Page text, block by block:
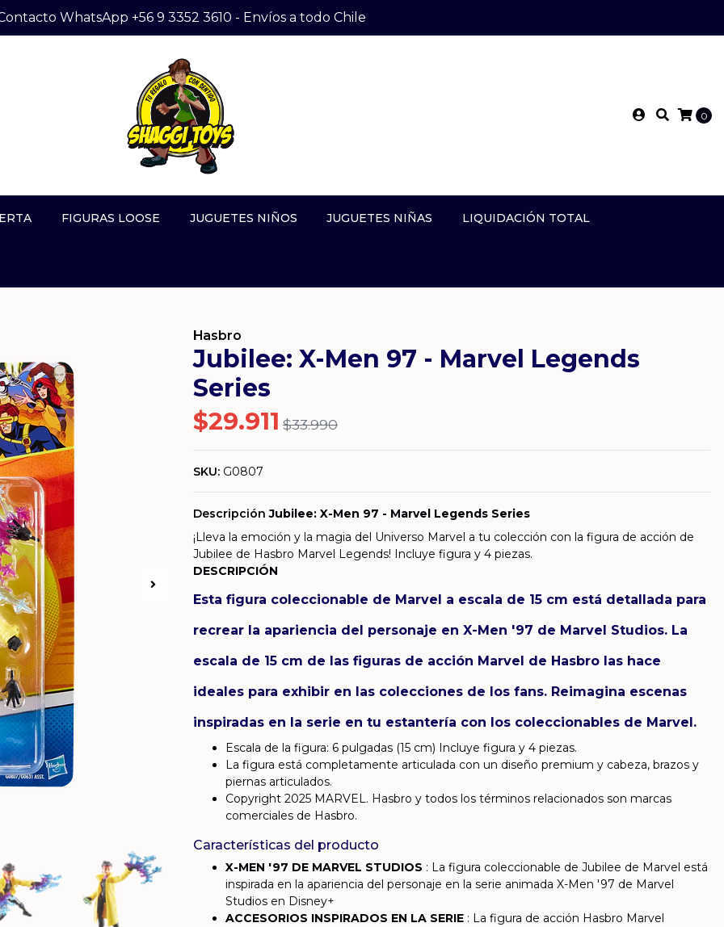
WhatsApp +56 9 3352 3610 - Envíos a todo Chile
0
FIGURAS LOOSE JUGUETES NIÑOS JUGUETES NIÑAS LIQUIDACIÓN TOTAL
Hasbro
Jubilee: X-Men 97 - Marvel Legends
Series
$29.911 $33.990
SKU: G0807
Descripción Jubilee: X-Men 97 - Marvel Legends Series
¡Lleva la emoción y la magia del Universo Marvel a tu colección con la figura de acción de
Jubilee de Hasbro Marvel Legends! Incluye figura y 4 piezas.
DESCRIPCIÓN
Esta figura coleccionable de Marvel a escala de 15 cm está detallada para
recrear la apariencia del personaje en X-Men '97 de Marvel Studios. La
escala de 15 cm de las figuras de acción Marvel de Hasbro las hace
ideales para exhibir en las colecciones de los fans. Reimagina escenas
inspiradas en la serie en tu estantería con los coleccionables de Marvel.
Escala de la figura: 6 pulgadas (15 cm) Incluye figura y 4 piezas.
La figura está completamente articulada con un diseño premium y cabeza, brazos y
piernas articulados.
Copyright 2025 MARVEL. Hasbro y todos los términos relacionados son marcas
comerciales de Hasbro.
Características del producto
X-MEN '97 DE MARVEL STUDIOS : La figura coleccionable de Jubilee de Marvel está
inspirada en la apariencia del personaje en la serie animada X-Men '97 de Marvel
Studios en Disney+
ACCESORIOS INSPIRADOS EN LA SERIE : La figura de acción Hasbro Marvel